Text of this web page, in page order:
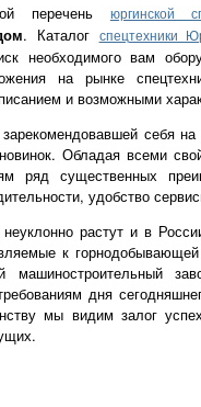
перечень юргинской
. Каталог спецтехники
необходимого вам
на рынке
и возможными
себя
Обладая всеми
ряд существенных
удобство
растут и в
к
дня
мы видим залог